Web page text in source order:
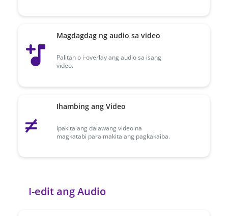
Magdagdag ng audio sa video
Palitan o i-overlay ang audio sa isang
video.
Ihambing ang Video
Ipakita ang dalawang video na
magkatabi para makita ang pagkakaiba.
I-edit ang Audio